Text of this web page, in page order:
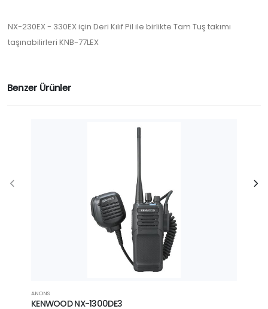
NX-230EX - 330EX için Deri Kılıf Pil ile birlikte Tam Tuş takımı
taşınabilirleri KNB-77LEX
Benzer Ürünler
ANONS
KENWOOD NX-1300DE3